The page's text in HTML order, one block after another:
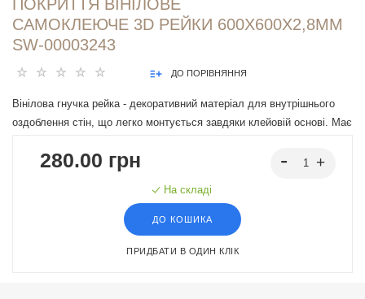
ПОКРИТТЯ ВІНІЛОВЕ
САМОКЛЕЮЧЕ 3D РЕЙКИ 600Х600Х2,8ММ
SW-00003243
ДО ПОРІВНЯННЯ
Вінілова гнучка рейка - декоративний матеріал для внутрішнього
оздоблення стін, що легко монтується завдяки клейовій основі. Має
інтер'єрні рішення.
280.00 грн
На складі
ДО КОШИКА
ПРИДБАТИ В ОДИН КЛІК